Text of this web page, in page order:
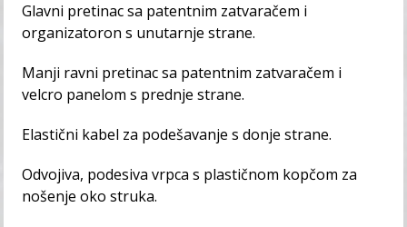
Glavni pretinac sa patentnim zatvaračem i
organizatoron s unutarnje strane.
Manji ravni pretinac sa patentnim zatvaračem i
velcro panelom s prednje strane.
Elastični kabel za podešavanje s donje strane.
Odvojiva, podesiva vrpca s plastičnom kopčom za
nošenje oko struka.